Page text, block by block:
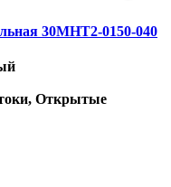
30МНТ2-0150-040
Открытые